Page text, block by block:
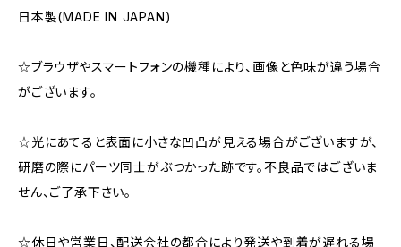
日本製(MADE IN JAPAN)
☆ブラウザやスマートフォンの機種により、画像と色味が違う場合
がございます。
☆光にあてると表面に小さな凹凸が見える場合がございますが、
研磨の際にパーツ同士がぶつかった跡です。不良品ではございま
せん、ご了承下さい。
☆休日や営業日、配送会社の都合により発送や到着が遅れる場